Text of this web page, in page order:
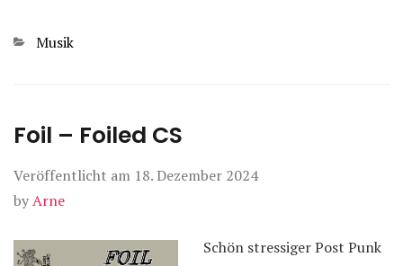
Kategorien
Musik
Foil – Foiled CS
Veröffentlicht am 18. Dezember 2024
byArne
Schön stressiger Post Punk